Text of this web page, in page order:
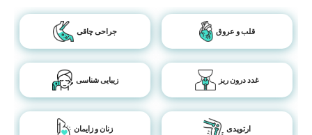
جراحی چاقی قلب و عروق
زیبایی شناسی غدد درون ریز
زنان و زایمان ارتوپدی